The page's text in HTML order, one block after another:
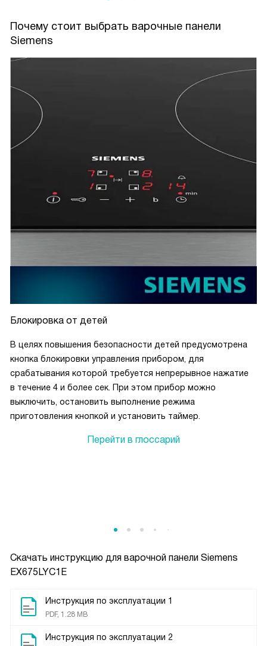
Скачать инструкцию для варочной панели Siemens
EX675LYC1E
Инструкция по эксплуатации 1
PDF, 1.28 MB
Инструкция по эксплуатации 2
Почему стоит выбрать варочные панели
Siemens
Блокировка от детей
В целях повышения безопасности детей предусмотрена
кнопка блокировки управления прибором, для
срабатывания которой требуется непрерывное нажатие
в течение 4 и более сек. При этом прибор можно
выключить, остановить выполнение режима
приготовления кнопкой и установить таймер.
Перейти в глоссарий